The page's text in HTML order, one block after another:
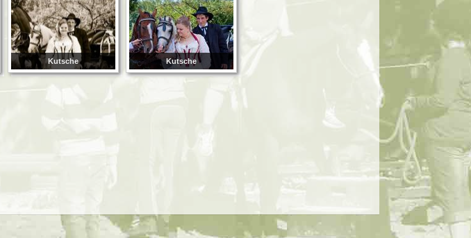
Kutsche Kutsche